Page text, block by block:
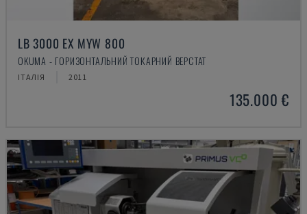
LB 3000 EX MYW 800
OKUMA - ГОРИЗОНТАЛЬНИЙ ТОКАРНИЙ ВЕРСТАТ
ІТАЛІЯ 2011
135.000 €